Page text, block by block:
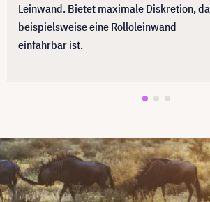
Leinwand. Bietet maximale Diskretion, da
beispielsweise eine Rolloleinwand
einfahrbar ist.